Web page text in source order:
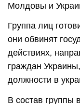
Молдовы и
Группа лиц
они обвинят
действиях,
граждан
должности в
В состав